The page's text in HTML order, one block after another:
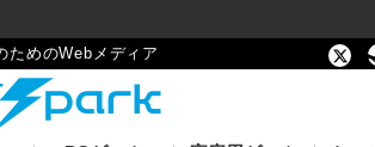
ためのWebメディア